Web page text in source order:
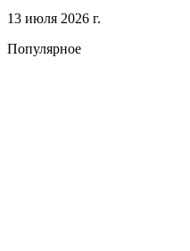
13 июля 2026 г.
Популярное